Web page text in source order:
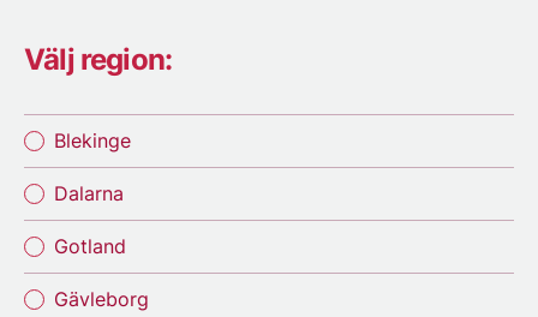
Välj region:
Blekinge
Dalarna
Gotland
Gävleborg